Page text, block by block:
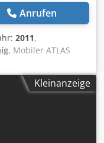
Anrufen
2011,
, Mobiler ATLAS
nach
Durchsatz: 14,20
2011; Motor:
Kleinanzeige